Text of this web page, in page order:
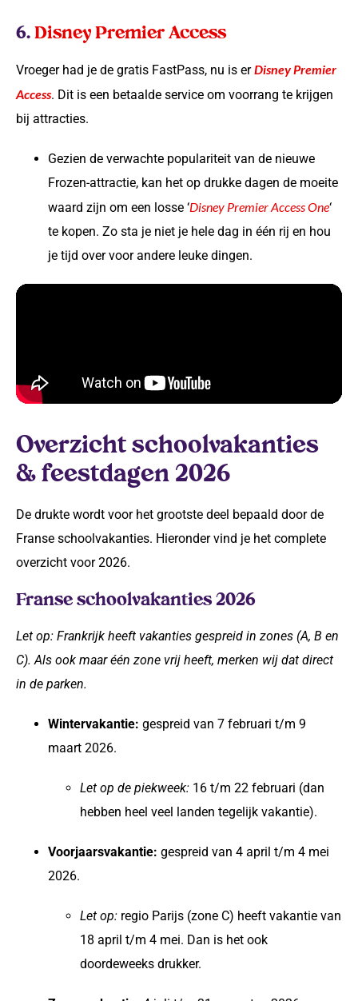
6. Disney Premier Access
Vroeger had je de gratis FastPass, nu is erDisney Premier
Access. Dit is een betaalde service om voorrang te krijgen
bij attracties.
Gezien de verwachte populariteit van de nieuwe
Frozen-attractie, kan het op drukke dagen de moeite
waard zijn om een losse ‘Disney Premier Access One‘
te kopen. Zo sta je niet je hele dag in één rij en hou
je tijd over voor andere leuke dingen.
Overzicht schoolvakanties
& feestdagen 2026
De drukte wordt voor het grootste deel bepaald door de
Franse schoolvakanties. Hieronder vind je het complete
overzicht voor 2026.
Franse schoolvakanties 2026
Let op: Frankrijk heeft vakanties gespreid in zones (A, B en
C). Als ook maar één zone vrij heeft, merken wij dat direct
in de parken.
Wintervakantie: gespreid van 7 februari t/m 9
maart 2026.
Let op de piekweek: 16 t/m 22 februari (dan
hebben heel veel landen tegelijk vakantie).
Voorjaarsvakantie: gespreid van 4 april t/m 4 mei
2026.
Let op: regio Parijs (zone C) heeft vakantie van
18 april t/m 4 mei. Dan is het ook
doordeweeks drukker.